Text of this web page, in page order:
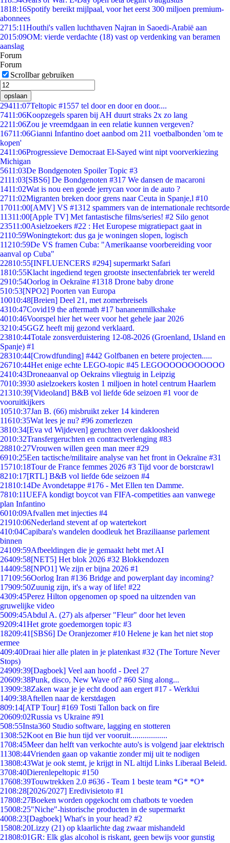
1818:16Spotify bereikt mijlpaal, voor het eerst 300 miljoen premium-
abonnees
2715:11Houthi's vallen luchthaven Najran in Saoedi-Arabië aan
2015:09OM: vierde verdachte (18) vast op verdenking van beramen
aanslag
Forum
Forum
Scrollbar gebruiken
opslaan
29411:07Teltopic #1557 tel door en door en door....
7411:06Koopzegels sparen bij AH duurt straks 2x zo lang
2211:06Zou je vreemdgaan in een relatie kunnen vergeven?
16711:06Gianni Infantino doet aanbod om 211 voetbalbonden 'om te
kopen'
2411:06Progressieve Democraat El-Sayed wint nipt voorverkiezing
Michigan
5611:03De Bondgenoten Spoiler Topic #3
2111:03[SBS6] De Bondgenoten #317 We dansen de macaroni
1411:02Wat is nou een goede jerrycan voor in de auto ?
2711:02Migranten breken door grens naar Ceuta in Spanje,l #10
17011:00[AMV] VS #1312 spammers van de internationale rechtsorde
11311:00[Apple TV] Met fantastische films/series! #2 Silo genot
23511:00Asielzoekers #22 : Het Europese migratiepact gaat in
2110:59Woningtekort: dus ga je woningen slopen, logisch
11210:59De VS framen Cuba: "Amerikaanse voorbereiding voor
aanval op Cuba"
22810:55[INFLUENCERS #294] supermarkt Safari
1810:55Klacht ingediend tegen grootste insectenfabriek ter wereld
2910:54Oorlog in Oekraïne #1318 Drone baby drone
510:53[NPO2] Poorten van Europa
10010:48[Breien] Deel 21, met zomerbreisels
4310:47Covid19 the aftermath #17 bananenmilkshake
4010:46Voorspel hier het weer voor het gehele jaar 2026
3210:45GGZ heeft mij gezond verklaard.
23810:44Totale zonsverduistering 12-08-2026 (Groenland, IJsland en
Spanje) #1
28310:44[Crowdfunding] #442 Golfbanen en betere projecten.....
26710:44Het enige echte LEGO-topic #45 LEGOOOOOOOOOOO
2410:43Droneaanval op Oekrains vliegtuig in Leipzig
7010:3930 asielzoekers kosten 1 miljoen in hotel centrum Haarlem
21310:39[Videoland] B&B vol liefde 6de seizoen #1 voor de
vooruitkijkers
10510:37Jan B. (66) misbruikt zeker 14 kinderen
11610:35Wat lees je nu? #96 zomerlezen
3810:34[Eva vd Wijdeven] geruchten over dakloosheid
2010:32Transfergeruchten en contractverlenging #83
28810:27Vrouwen willen geen man meer #29
6910:25Een tactische/militaire analyse van het front in Oekraïne #31
15710:18Tour de France femmes 2026 #3 Tijd voor de borstcrawl
8210:17[RTL] B&B vol liefde 6de seizoen #4
21810:14De Avondetappe #176 - Met Ellen ten Damme.
7810:11UEFA kondigt boycot van FIFA-competities aan vanwege
plan Infantino
6010:09Afvallen met injecties #4
21910:06Nederland stevent af op watertekort
410:04Capibara's wandelen doodleuk het Braziliaanse parlement
binnen
24109:59Afbeeldingen die je gemaakt hebt met AI
26409:58[NET5] Het blok 2026 #32 Blokkendozen
14409:58[NPO1] We zijn er bijna 2026 #1
17109:56Oorlog Iran #136 Bridge and powerplant day incoming?
17909:50Zuunig zijn, it's a way of life! #22
4309:45Perez Hilton opgenomen op spoed na uitzenden van
gruwelijke video
5009:45Abdul A. (27) als afperser "Fleur" door het leven
9209:41Het grote goedemorgen topic #3
18209:41 [SBS6] De Oranjezomer #10 Helene je kan het niet stop
ermee
409:40Draai hier alle platen in je platenkast #32 (The Torture Never
Stops)
24909:39[Dagboek] Veel aan hoofd - Deel 27
20609:38Punk, disco, New Wave of? #60 Sing along...
13909:38Zaken waar je je echt dood aan ergert #17 - Werklui
1409:38Aftellen naar de kerstdagen
809:14[ATP Tour] #169 Tosti Tallon back on fire
20609:02Russia vs Ukraine #91
508:55Insta360 Studio software, lagging en stotteren
1308:52Koot en Bie hun tijd ver vooruit..................
1708:45Meer dan helft van verkochte auto's is volgend jaar elektrisch
11308:44Vrienden gaan op vakantie zonder mij uit te nodigen
13808:43Wat je ook stemt, je krijgt in NL altijd Links Liberaal Beleid.
3708:40Dierenlepeltopic #150
17608:39Touwtrekken 2.0 #636 - Team 1 beste team *G* *O*
2108:28[2026/2027] Eredivisietoto #1
17808:27Boeken worden opgekocht om chatbots te voeden
15008:25"Niche"-historische producten in de supermarkt
4008:23[Dagboek] What's in your head? #2
15808:20Lizzy (21) op klaarlichte dag zwaar mishandeld
21808:01GR: Elk glas alcohol is riskant, geen bewijs voor gunstig